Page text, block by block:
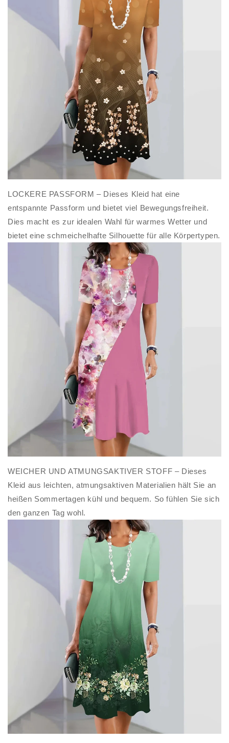
LOCKERE PASSFORM – Dieses Kleid hat eine
entspannte Passform und bietet viel Bewegungsfreiheit.
Dies macht es zur idealen Wahl für warmes Wetter und
bietet eine schmeichelhafte Silhouette für alle Körpertypen.
WEICHER UND ATMUNGSAKTIVER STOFF – Dieses
Kleid aus leichten, atmungsaktiven Materialien hält Sie an
heißen Sommertagen kühl und bequem. So fühlen Sie sich
den ganzen Tag wohl.